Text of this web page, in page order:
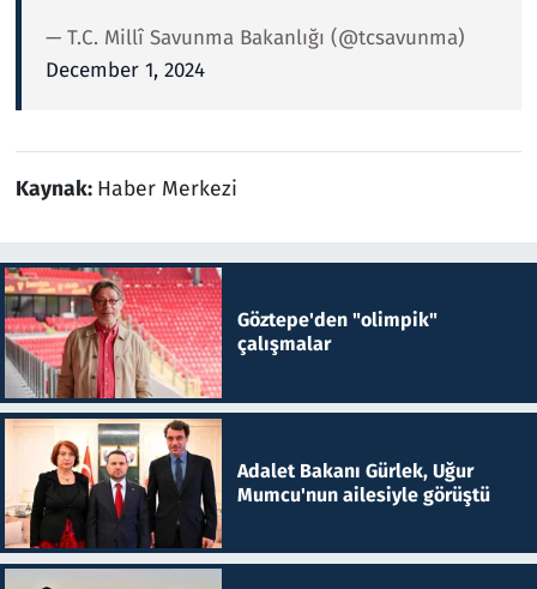
— T.C. Millî Savunma Bakanlığı (@tcsavunma)
December 1, 2024
Kaynak: Haber Merkezi
Göztepe'den "olimpik"
çalışmalar
Adalet Bakanı Gürlek, Uğur
Mumcu'nun ailesiyle görüştü